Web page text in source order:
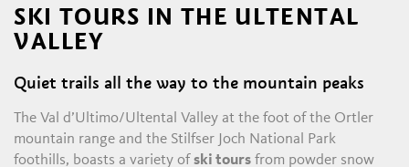
SKI TOURS IN THE ULTENTAL
VALLEY
Quiet trails all the way to the mountain peaks
The Val d’Ultimo/Ultental Valley at the foot of the Ortler
mountain range and the Stilfser Joch National Park
foothills, boasts a variety ofski tours from powder snow